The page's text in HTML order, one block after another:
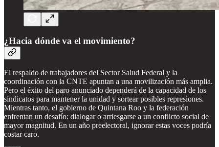
¿Hacia dónde va el movimiento?
El respaldo de trabajadores del Sector Salud Federal y la
coordinación con la CNTE apuntan a una movilización más amplia.
Pero el éxito del paro anunciado dependerá de la capacidad de los
sindicatos para mantener la unidad y sortear posibles represiones.
Mientras tanto, el gobierno de Quintana Roo y la federación
enfrentan un desafío: dialogar o arriesgarse a un conflicto social de
mayor magnitud. En un año preelectoral, ignorar estas voces podría
costar caro.